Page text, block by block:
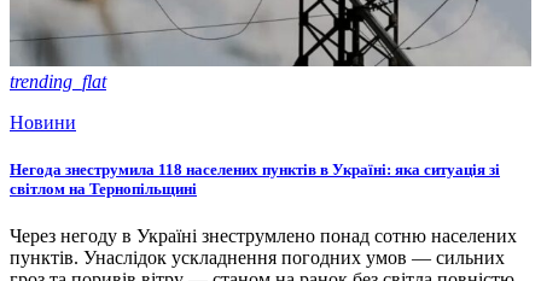
trending_flat
Новини
Негода знеструмила 118 населених пунктів в Україні: яка ситуація зі
світлом на Тернопільщині
Через негоду в Україні знеструмлено понад сотню населених
пунктів. Унаслідок ускладнення погодних умов — сильних